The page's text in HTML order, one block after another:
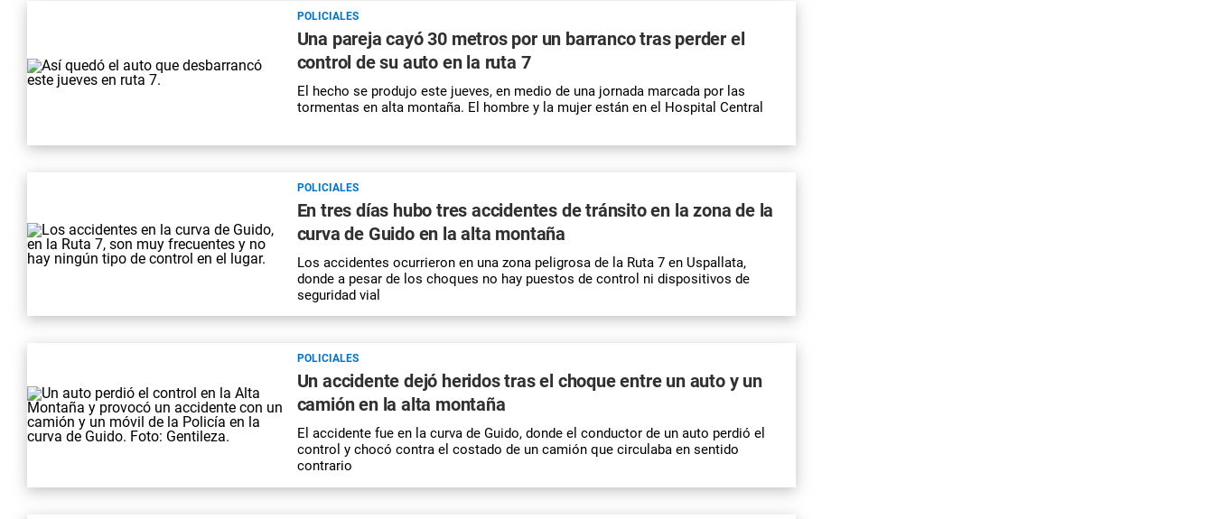
POLICIALES
Una pareja cayó 30 metros por un barranco tras perder el
control de su auto en la ruta 7
El hecho se produjo este jueves, en medio de una jornada marcada por las
tormentas en alta montaña. El hombre y la mujer están en el Hospital Central
POLICIALES
En tres días hubo tres accidentes de tránsito en la zona de la
curva de Guido en la alta montaña
Los accidentes ocurrieron en una zona peligrosa de la Ruta 7 en Uspallata,
donde a pesar de los choques no hay puestos de control ni dispositivos de
seguridad vial
POLICIALES
Un accidente dejó heridos tras el choque entre un auto y un
camión en la alta montaña
El accidente fue en la curva de Guido, donde el conductor de un auto perdió el
control y chocó contra el costado de un camión que circulaba en sentido
contrario